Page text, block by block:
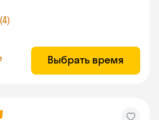
Выбрать время